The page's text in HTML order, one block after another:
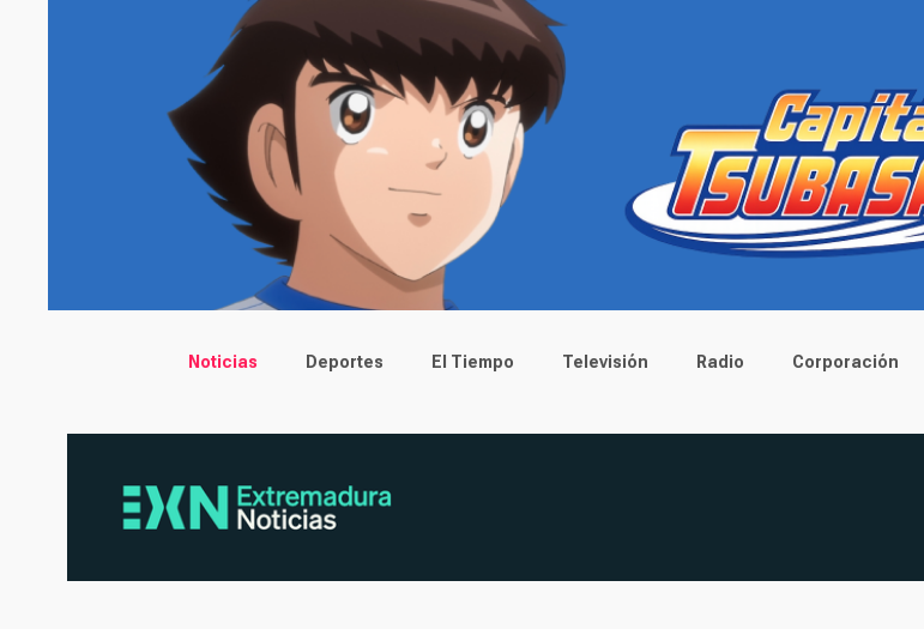
Main menu
Noticias Deportes El Tiempo Televisión Radio Corporación